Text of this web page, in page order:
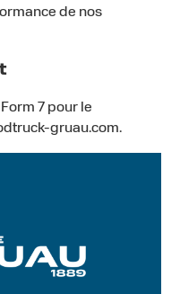
de nos
7 pour le
gruau.com.